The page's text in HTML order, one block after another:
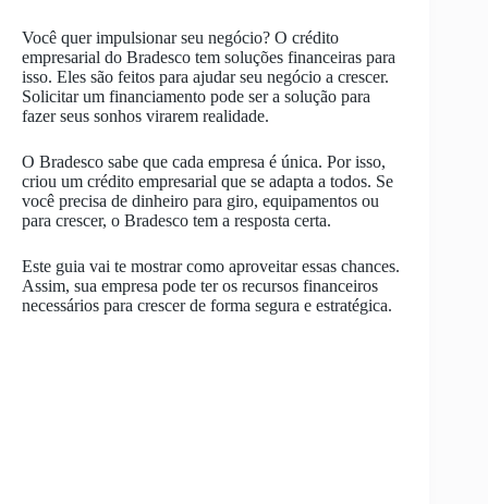
Você quer impulsionar seu negócio? O crédito
empresarial do Bradesco tem soluções financeiras para
isso. Eles são feitos para ajudar seu negócio a crescer.
Solicitar um financiamento pode ser a solução para
fazer seus sonhos virarem realidade.
O Bradesco sabe que cada empresa é única. Por isso,
criou um crédito empresarial que se adapta a todos. Se
você precisa de dinheiro para giro, equipamentos ou
para crescer, o Bradesco tem a resposta certa.
Este guia vai te mostrar como aproveitar essas chances.
Assim, sua empresa pode ter os recursos financeiros
necessários para crescer de forma segura e estratégica.